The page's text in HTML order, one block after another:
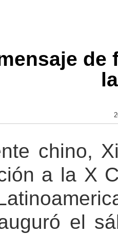
de
chino,
a la X
el